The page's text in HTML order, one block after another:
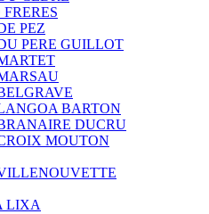
PEZ
PERE GUILLOT
BARTON
DUCRU
MOUTON
LIXA